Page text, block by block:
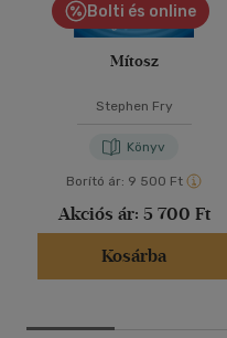
Bolti és online
Mítosz
Stephen Fry
Könyv
Borító ár: 9 500 Ft
Akciós ár: 5 700 Ft
Kosárba